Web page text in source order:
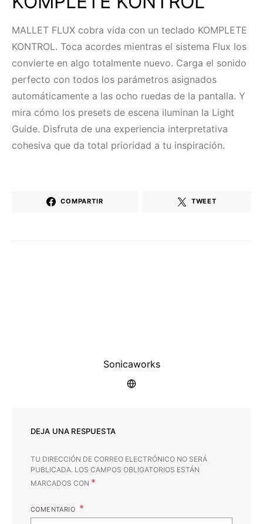
MALLET FLUX cobra vida con un teclado KOMPLETE
KONTROL. Toca acordes mientras el sistema Flux los
convierte en algo totalmente nuevo. Carga el sonido
perfecto con todos los parámetros asignados
automáticamente a las ocho ruedas de la pantalla. Y
mira cómo los presets de escena iluminan la Light
Guide. Disfruta de una experiencia interpretativa
cohesiva que da total prioridad a tu inspiración.
COMPARTIR TWEET
Sonicaworks
DEJA UNA RESPUESTA
TU DIRECCIÓN DE CORREO ELECTRÓNICO NO SERÁ
PUBLICADA. LOS CAMPOS OBLIGATORIOS ESTÁN
MARCADOS CON *
COMENTARIO